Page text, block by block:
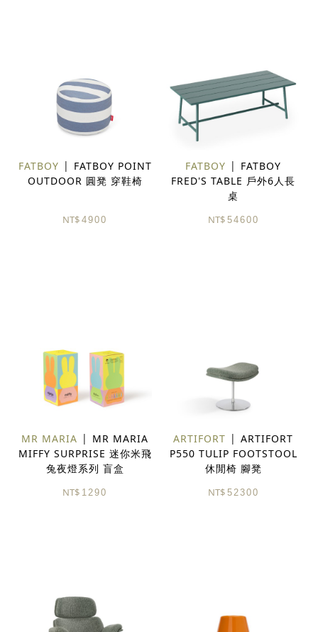
FATBOY
FATBOY POINT
OUTDOOR 圓凳 穿鞋椅
NT$ 4900
FATBOY
FATBOY
FRED'S TABLE 戶外6人長
桌
NT$ 54600
MR MARIA
MR MARIA
MIFFY SURPRISE 迷你米飛
兔夜燈系列 盲盒
NT$ 1290
ARTIFORT
ARTIFORT
P550 TULIP FOOTSTOOL
休閒椅 腳凳
NT$ 52300